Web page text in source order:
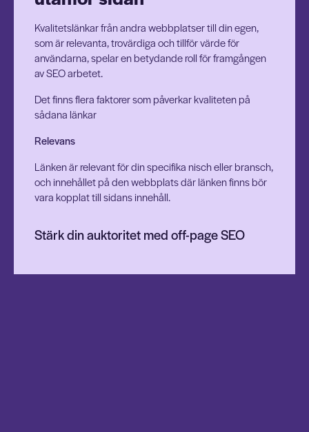
Kvalitetslänkar från andra webbplatser till din egen,
som är relevanta, trovärdiga och tillför värde för
användarna, spelar en betydande roll för framgången
av SEO arbetet.
Det finns flera faktorer som påverkar kvaliteten på
sådana länkar
Relevans
Länken är relevant för din specifika nisch eller bransch,
och innehållet på den webbplats där länken finns bör
vara kopplat till sidans innehåll.
Stärk din auktoritet med off-page SEO